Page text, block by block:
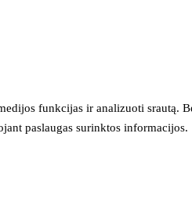
funkcijas ir analizuoti srautą.
paslaugas surinktos informacijos.